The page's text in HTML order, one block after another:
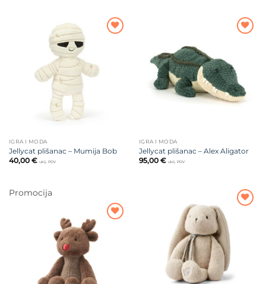
IGRA I MODA
Jellycat plišanac – Mumija Bob
40,00 € uklj. PDV
IGRA I MODA
Jellycat plišanac – Alex Aligator
95,00 € uklj. PDV
Promocija
na listu